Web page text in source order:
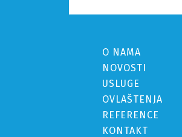
O NAMA
NOVOSTI
USLUGE
OVLAŠTENJA
REFERENCE
KONTAKT